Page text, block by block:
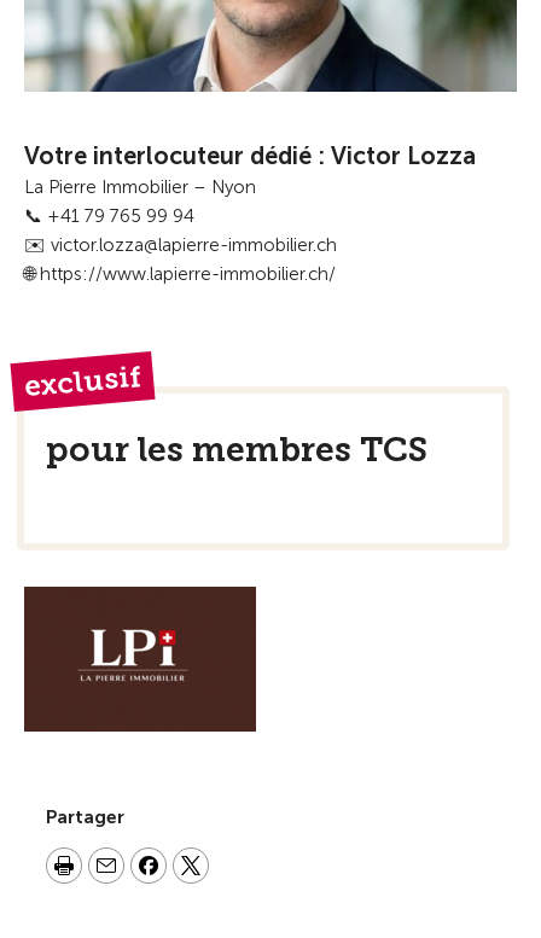
Votre interlocuteur dédié : Victor Lozza
La Pierre Immobilier – Nyon
📞 +41 79 765 99 94
✉️ victor.lozza@lapierre-immobilier.ch
🌐 https://www.lapierre-immobilier.ch/
exclusif
pour les membres TCS
Partager